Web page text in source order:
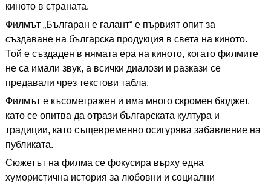
киното в страната.
Филмът „Българан е галант“ е първият опит за
създаване на българска продукция в света на киното.
Той е създаден в нямата ера на киното, когато филмите
не са имали звук, а всички диалози и разкази се
предавали чрез текстови табла.
Филмът е късометражен и има много скромен бюджет,
като се опитва да отрази българската култура и
традиции, като същевременно осигурява забавление на
публиката.
Сюжетът на филма се фокусира върху една
хумористична история за любовни и социални